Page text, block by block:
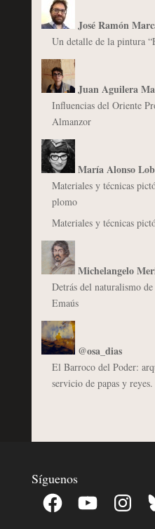
José Ramón
Un detalle de la pintura
Juan Aguilera
Influencias del Oriente
Almanzor
María Alonso
Materiales y técnicas
plomo
Materiales y técnicas
Michelangelo
Detrás del naturalismo
Emaús
@osa_dias
El Barroco del Poder:
servicio de papas y reyes.
Síguenos
Facebook YouTube Instagram